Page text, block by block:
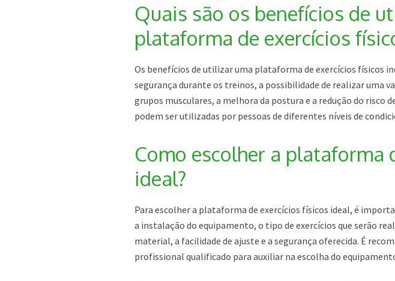
Quais são os benefícios de
plataforma de exercícios
Os benefícios de utilizar uma plataforma de exercícios físicos
segurança durante os treinos, a possibilidade de realizar uma
grupos musculares, a melhora da postura e a redução do risco
podem ser utilizadas por pessoas de diferentes níveis de
Como escolher a plataforma
ideal?
Para escolher a plataforma de exercícios físicos ideal, é
a instalação do equipamento, o tipo de exercícios que serão
material, a facilidade de ajuste e a segurança oferecida. É
profissional qualificado para auxiliar na escolha do